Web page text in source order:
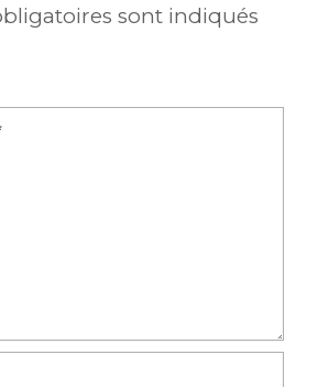
sont indiqués